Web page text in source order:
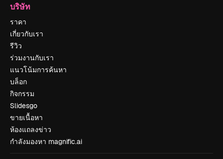
บริษัท
ราคา
เกี่ยวกับเรา
รีวิว
ร่วมงานกับเรา
แนวโน้มการค้นหา
บล็อก
กิจกรรม
Slidesgo
ขายเนื้อหา
ห้องแถลงข่าว
กำลังมองหา magnific.ai